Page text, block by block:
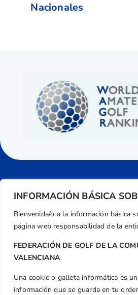
INFORMACIÓN BÁSICA
Bienvenida/o a la información básica
página web responsabilidad de la
FEDERACIÓN DE GOLF DE LA
VALENCIANA
Una cookie o galleta informática es
información que se guarda en tu
Nacionales
Dirección